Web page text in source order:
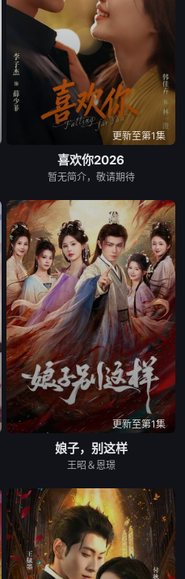
更新至第1集
喜欢你2026
暂无简介，敬请期待
更新至第1集
娘子，别这样
王昭＆恩璟